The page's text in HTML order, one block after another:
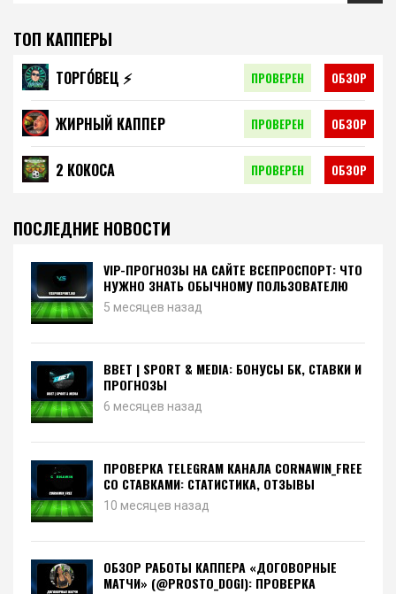
ТОП КАППЕРЫ
ТОРГО́ВЕЦ ⚡️ ПРОВЕРЕН ОБЗОР
ЖИРНЫЙ КАППЕР ПРОВЕРЕН ОБЗОР
2 КОКОСА ПРОВЕРЕН ОБЗОР
ПОСЛЕДНИЕ НОВОСТИ
VIP-ПРОГНОЗЫ НА САЙТЕ ВСЕПРОСПОРТ: ЧТО
НУЖНО ЗНАТЬ ОБЫЧНОМУ ПОЛЬЗОВАТЕЛЮ
5 месяцев назад
BBET | SPORT & MEDIA: БОНУСЫ БК, СТАВКИ И
ПРОГНОЗЫ
6 месяцев назад
ПРОВЕРКА TELEGRAM КАНАЛА CORNAWIN_FREE
СО СТАВКАМИ: СТАТИСТИКА, ОТЗЫВЫ
10 месяцев назад
ОБЗОР РАБОТЫ КАППЕРА «ДОГОВОРНЫЕ
МАТЧИ» (@PROSTO_DOGI): ПРОВЕРКА